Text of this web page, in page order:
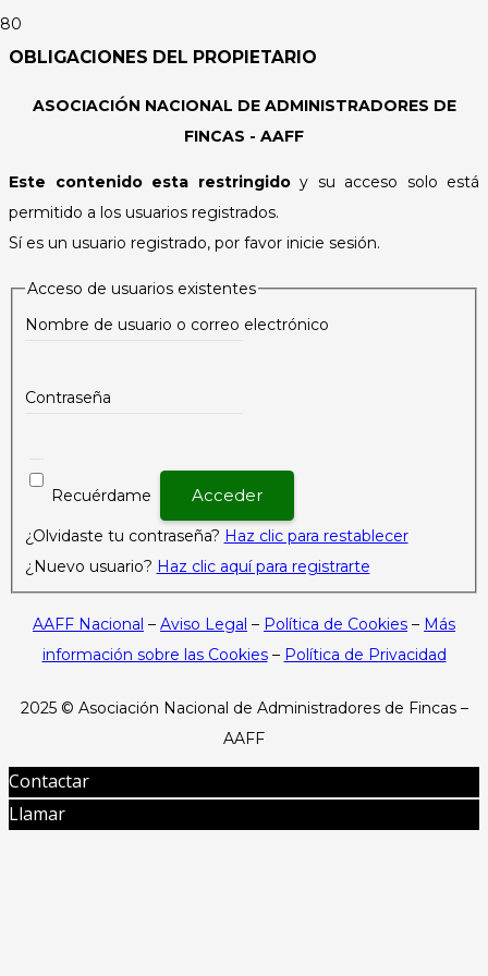
OBLIGACIONES DEL PROPIETARIO
ASOCIACIÓN NACIONAL DE ADMINISTRADORES DE
FINCAS - AAFF
Este contenido esta restringidoy su acceso solo está
permitido a los usuarios registrados.
Sí es un usuario registrado, por favor inicie sesión.
Acceso de usuarios existentes
Nombre de usuario o correo electrónico
Contraseña
Recuérdame
¿Olvidaste tu contraseña? Haz clic para restablecer
¿Nuevo usuario? Haz clic aquí para registrarte
AAFF Nacional – Aviso Legal – Política de Cookies – Más
información sobre las Cookies– Política de Privacidad
2025 © Asociación Nacional de Administradores de Fincas –
AAFF
Contactar
Llamar